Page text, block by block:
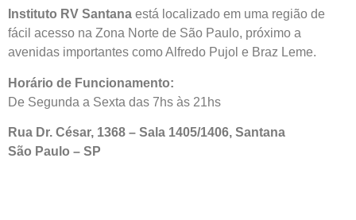
Instituto RV Santana está localizado em uma região de
fácil acesso na Zona Norte de São Paulo, próximo a
avenidas importantes como Alfredo Pujol e Braz Leme.
Horário de Funcionamento:
De Segunda a Sexta das 7hs às 21hs
Rua Dr. César, 1368 – Sala 1405/1406, Santana
São Paulo – SP